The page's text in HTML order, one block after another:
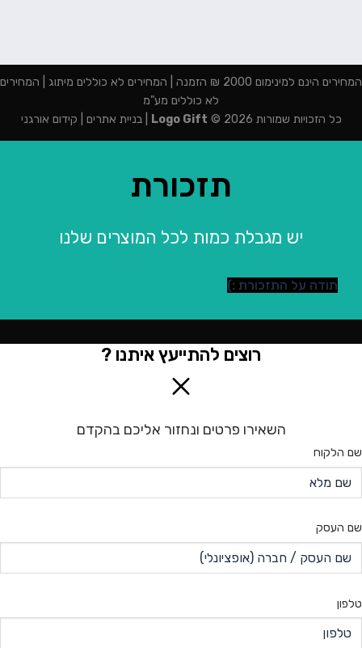
המחירים הינם למינימום 2000 ₪ הזמנה | המחירים לא כוללים מיתוג | המחירים
לא כוללים מע"מ
כל הזכויות שמורות 2026 ©
Logo Gift
|בניית אתרים קידום אורגני
תזכורת
יש מגבלת כמות לכל המוצרים שלנו
תודה על התזכורת :)
רוצים להתייעץ איתנו ?
השאירו פרטים ונחזור אליכם בהקדם
שם הלקוח
שם העסק
טלפון